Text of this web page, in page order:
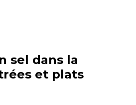
sel dans la
et plats